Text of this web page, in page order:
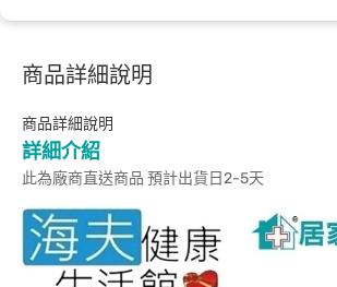
商品詳細說明
商品詳細說明
詳細介紹
此為廠商直送商品 預計出貨日2-5天